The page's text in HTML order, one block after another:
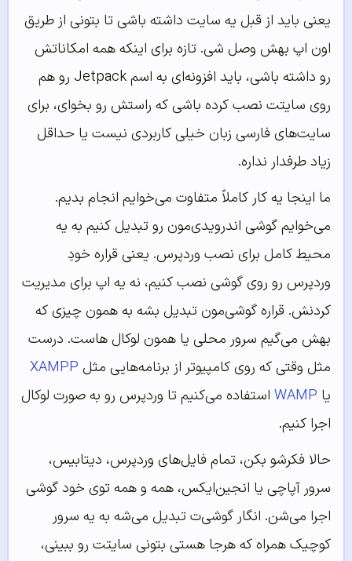
یعنی باید از قبل یه سایت داشته باشی تا بتونی از طریق
اون اپ بهش وصل شی. تازه برای اینکه همه امکاناتش
رو داشته باشی، باید افزونه‌ای به اسم Jetpack رو هم
روی سایتت نصب کرده باشی که راستش رو بخوای، برای
سایت‌های فارسی زبان خیلی کاربردی نیست یا حداقل
زیاد طرفدار نداره.
ما اینجا یه کار کاملاً متفاوت می‌خوایم انجام بدیم.
می‌خوایم گوشی اندرویدی‌مون رو تبدیل کنیم به یه
محیط کامل برای نصب وردپرس. یعنی قراره خودِ
وردپرس رو روی گوشی نصب کنیم، نه یه اپ برای مدیریت
کردنش. قراره گوشی‌مون تبدیل بشه به همون چیزی که
بهش می‌گیم سرور محلی یا همون لوکال هاست. درست
مثل وقتی که روی کامپیوتر از برنامه‌هایی مثل XAMPP
یا WAMP استفاده می‌کنیم تا وردپرس رو به صورت لوکال
اجرا کنیم.
حالا فکرشو بکن، تمام فایل‌های وردپرس، دیتابیس،
سرور آپاچی یا انجین‌ایکس، همه و همه توی خود گوشی
اجرا می‌شن. انگار گوشی‌ت تبدیل می‌شه به یه سرور
کوچیک همراه که هرجا هستی بتونی سایتت رو ببینی،